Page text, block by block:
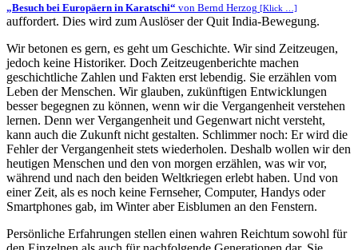
Besuch bei Europäern in Karatschi
von Bernd Herzog [Klick …]
auffordert. Dies wird zum Auslöser der Quit India-Bewegung.
Wir betonen es gern, es geht um Geschichte. Wir sind Zeitzeugen,
jedoch keine Historiker. Doch Zeitzeugenberichte machen
geschichtliche Zahlen und Fakten erst lebendig. Sie erzählen vom
Leben der Menschen. Wir glauben, zukünftigen Entwicklungen
besser begegnen zu können, wenn wir die Vergangenheit verstehen
lernen. Denn wer Vergangenheit und Gegenwart nicht versteht,
kann auch die Zukunft nicht gestalten. Schlimmer noch: Er wird die
Fehler der Vergangenheit stets wiederholen. Deshalb wollen wir den
heutigen Menschen und den von morgen erzählen, was wir vor,
während und nach den beiden Weltkriegen erlebt haben. Und von
einer Zeit, als es noch keine Fernseher, Computer, Handys oder
Smartphones gab, im Winter aber Eisblumen an den Fenstern.
Persönliche Erfahrungen stellen einen wahren Reichtum sowohl für